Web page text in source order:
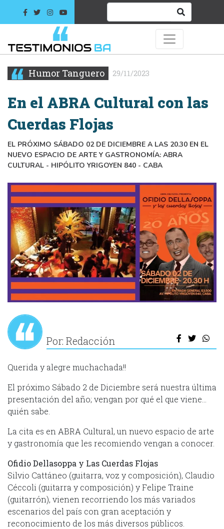
Humor Tanguero 29/11/2023
En el ABRA Cultural con las
Cuerdas Flojas
EL PRÓXIMO SÁBADO 02 DE DICIEMBRE A LAS 20.30 EN EL
NUEVO ESPACIO DE ARTE Y GASTRONOMÍA: ABRA
CULTURAL - HIPÓLITO YRIGOYEN 840 - CABA
Por: Redacción
Querida y alegre muchachada!!
El próximo Sábado 2 de Diciembre será nuestra última
presentación del año; vengan por qué el que viene…
quién sabe.
La cita es en ABRA Cultural, un nuevo espacio de arte
y gastronomía que les recomiendo vengan a conocer.
Ofidio Dellasoppa y Las Cuerdas Flojas
Silvio Cattáneo (guitarra, voz y composición), Claudio
Céccoli (guitarra y composición) y Felipe Traine
(guitarrón), vienen recorriendo los más variados
escenarios del país con gran aceptación y
reconocimiento de los más diversos públicos.